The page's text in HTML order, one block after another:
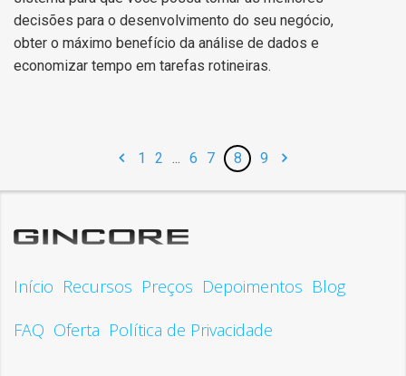
decisões para o desenvolvimento do seu negócio,
obter o máximo benefício da análise de dados e
economizar tempo em tarefas rotineiras.
1 2 ... 6 7 8 9
Início Recursos Preços Depoimentos Blog
FAQ Oferta Política de Privacidade